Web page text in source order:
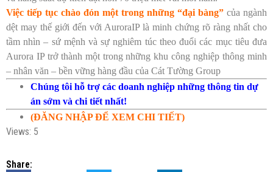
Việc tiếp tục chào đón một trong những “đại bàng” của ngành
dệt may thế giới đến với AuroraIP là minh chứng rõ ràng nhất cho
tầm nhìn – sứ mệnh và sự nghiêm túc theo đuổi các mục tiêu đưa
Aurora IP trở thành một trong những khu công nghiệp thông minh
– nhân văn – bền vững hàng đầu của Cát Tường Group
Chúng tôi hỗ trợ các doanh nghiệp những thông tin dự
án sớm và chi tiết nhất!
(ĐĂNG NHẬP ĐỂ XEM CHI TIẾT)
Views: 5
Share: